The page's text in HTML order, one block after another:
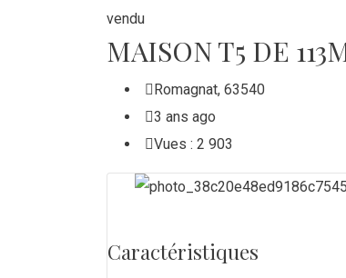
vendu
MAISON T5 DE
Romagnat, 63540
3 ans ago
Vues : 2 903
Caractéristiques